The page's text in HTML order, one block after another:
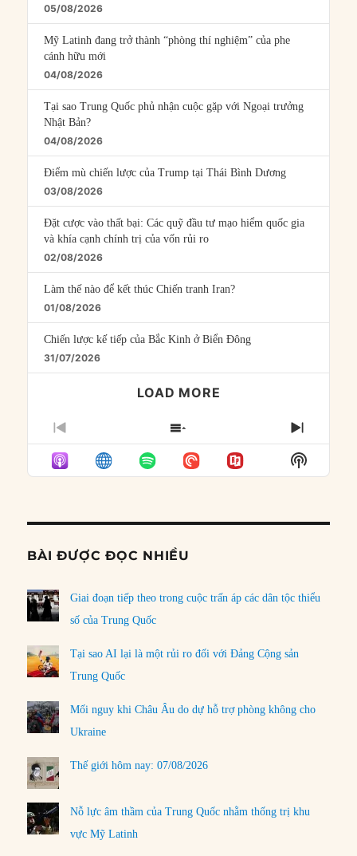
05/08/2026
Mỹ Latinh đang trở thành “phòng thí nghiệm” của phe
cánh hữu mới
04/08/2026
Tại sao Trung Quốc phủ nhận cuộc gặp với Ngoại trưởng
Nhật Bản?
04/08/2026
Điểm mù chiến lược của Trump tại Thái Bình Dương
03/08/2026
Đặt cược vào thất bại: Các quỹ đầu tư mạo hiểm quốc gia
và khía cạnh chính trị của vốn rủi ro
02/08/2026
Làm thế nào để kết thúc Chiến tranh Iran?
01/08/2026
Chiến lược kế tiếp của Bắc Kinh ở Biển Đông
31/07/2026
LOAD MORE
PREVIOUS
EPISODE
SHOW
EPISODES
LIST
NEXT
Show
Podcast
BÀI ĐƯỢC ĐỌC NHIỀU
Giai đoạn tiếp theo trong cuộc trấn áp các dân tộc thiểu
số của Trung Quốc
Tại sao AI lại là một rủi ro đối với Đảng Cộng sản
Trung Quốc
Mối nguy khi Châu Âu do dự hỗ trợ phòng không cho
Ukraine
Thế giới hôm nay: 07/08/2026
Nỗ lực âm thầm của Trung Quốc nhằm thống trị khu
vực Mỹ Latinh